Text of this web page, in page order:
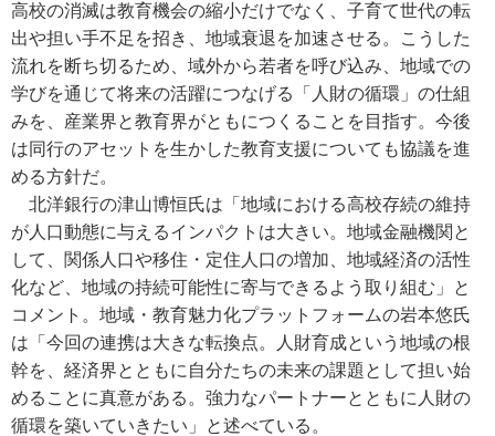
高校の消滅は教育機会の縮小だけでなく、子育て世代の転
出や担い手不足を招き、地域衰退を加速させる。こうした
流れを断ち切るため、域外から若者を呼び込み、地域での
学びを通じて将来の活躍につなげる「人財の循環」の仕組
みを、産業界と教育界がともにつくることを目指す。今後
は同行のアセットを生かした教育支援についても協議を進
める方針だ。
北洋銀行の津山博恒氏は「地域における高校存続の維持
が人口動態に与えるインパクトは大きい。地域金融機関と
して、関係人口や移住・定住人口の増加、地域経済の活性
化など、地域の持続可能性に寄与できるよう取り組む」と
コメント。地域・教育魅力化プラットフォームの岩本悠氏
は「今回の連携は大きな転換点。人財育成という地域の根
幹を、経済界とともに自分たちの未来の課題として担い始
めることに真意がある。強力なパートナーとともに人財の
循環を築いていきたい」と述べている。